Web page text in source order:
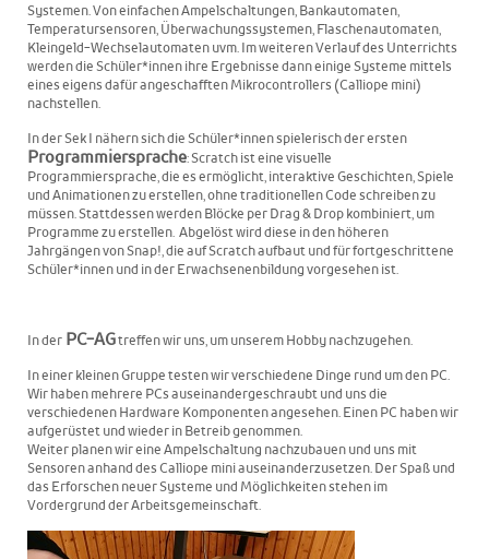
Systemen. Von einfachen Ampelschaltungen, Bankautomaten,
Temperatursensoren, Überwachungssystemen, Flaschenautomaten,
Kleingeld-Wechselautomaten uvm. Im weiteren Verlauf des Unterrichts
werden die Schüler*innen ihre Ergebnisse dann einige Systeme mittels
eines eigens dafür angeschafften Mikrocontrollers (Calliope mini)
nachstellen.
In der Sek I nähern sich die Schüler*innen spielerisch der ersten
Programmiersprache: Scratch ist eine visuelle
Programmiersprache, die es ermöglicht, interaktive Geschichten, Spiele
und Animationen zu erstellen, ohne traditionellen Code schreiben zu
müssen. Stattdessen werden Blöcke per Drag & Drop kombiniert, um
Programme zu erstellen. Abgelöst wird diese in den höheren
Jahrgängen von Snap!, die auf Scratch aufbaut und für fortgeschrittene
Schüler*innen und in der Erwachsenenbildung vorgesehen ist.
In der PC-AGtreffen wir uns, um unserem Hobby nachzugehen.
In einer kleinen Gruppe testen wir verschiedene Dinge rund um den PC.
Wir haben mehrere PCs auseinandergeschraubt und uns die
verschiedenen Hardware Komponenten angesehen. Einen PC haben wir
aufgerüstet und wieder in Betreib genommen.
Weiter planen wir eine Ampelschaltung nachzubauen und uns mit
Sensoren anhand des Calliope mini auseinanderzusetzen. Der Spaß und
das Erforschen neuer Systeme und Möglichkeiten stehen im
Vordergrund der Arbeitsgemeinschaft.